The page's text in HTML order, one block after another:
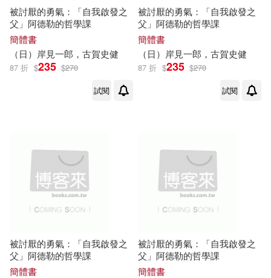
被討厭的勇氣：「自我啟發之
父」阿德勒的哲學課
簡體書
（日） 岸見一郎 ， 古賀史健
87 折 $235 $270
試閱
被討厭的勇氣：「自我啟發之
父」阿德勒的哲學課
簡體書
（日） 岸見一郎 ， 古賀史健
87 折 $235 $270
試閱
被討厭的勇氣：「自我啟發之
父」阿德勒的哲學課
簡體書
被討厭的勇氣：「自我啟發之
父」阿德勒的哲學課
簡體書